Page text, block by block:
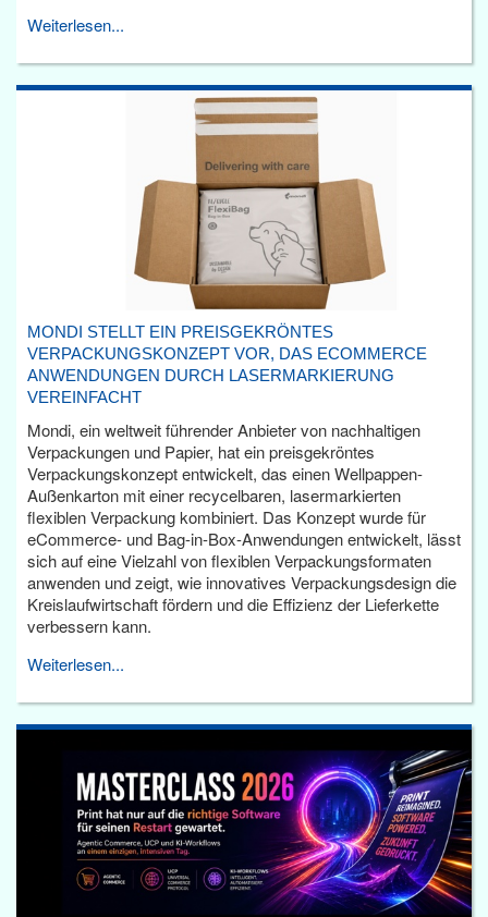
Weiterlesen...
MONDI STELLT EIN PREISGEKRÖNTES
VERPACKUNGSKONZEPT VOR, DAS ECOMMERCE
ANWENDUNGEN DURCH LASERMARKIERUNG
VEREINFACHT
Mondi, ein weltweit führender Anbieter von nachhaltigen
Verpackungen und Papier, hat ein preisgekröntes
Verpackungskonzept entwickelt, das einen Wellpappen-
Außenkarton mit einer recycelbaren, lasermarkierten
flexiblen Verpackung kombiniert. Das Konzept wurde für
eCommerce- und Bag-in-Box-Anwendungen entwickelt, lässt
sich auf eine Vielzahl von flexiblen Verpackungsformaten
anwenden und zeigt, wie innovatives Verpackungsdesign die
Kreislaufwirtschaft fördern und die Effizienz der Lieferkette
verbessern kann.
Weiterlesen...